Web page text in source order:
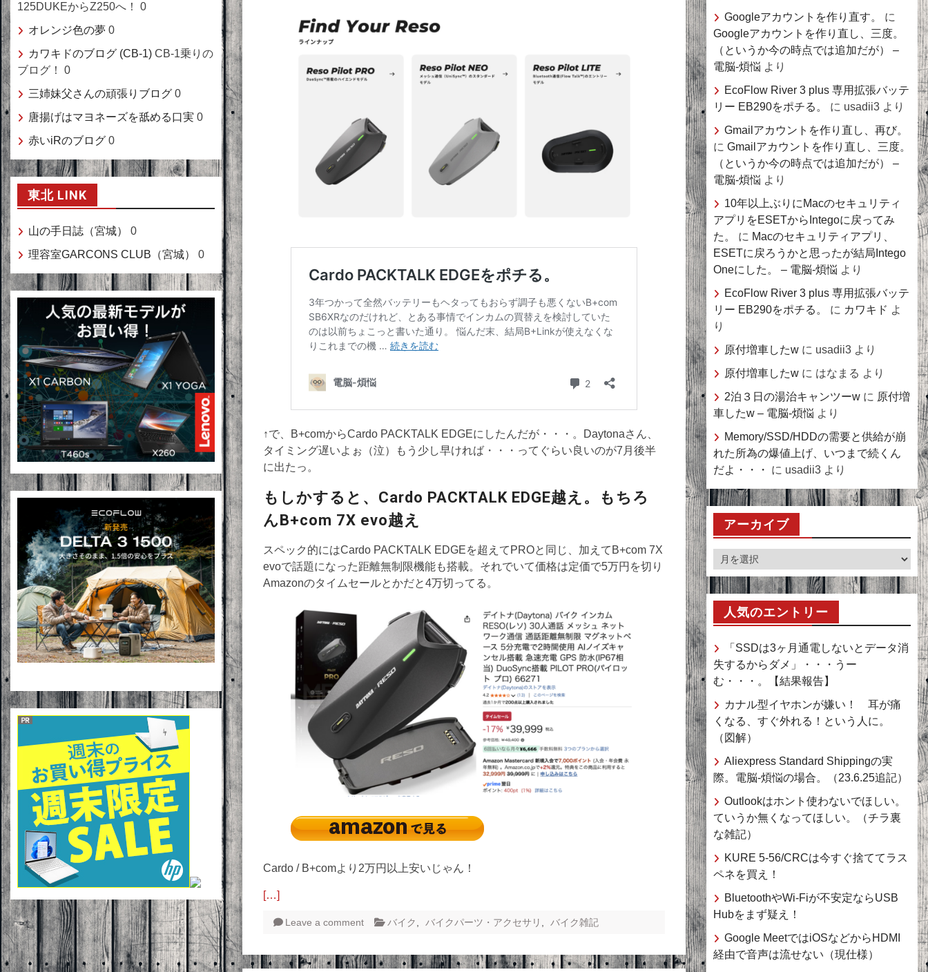
↑で、B+comからCardo PACKTALK EDGEにしたんだが・・・。Daytonaさん、
タイミング遅いよぉ（泣）もう少し早ければ・・・ってぐらい良いのが7月後半
に出たっ。
もしかすると、Cardo PACKTALK EDGE越え。もちろ
んB+com 7X evo越え
スペック的にはCardo PACKTALK EDGEを超えてPROと同じ、加えてB+com 7X
evoで話題になった距離無制限機能も搭載。それでいて価格は定価で5万円を切り
Amazonのタイムセールとかだと4万切ってる。
Cardo / B+comより2万円以上安いじゃん！
[…]
Leave a comment バイク, バイクパーツ・アクセサリ , バイク雑記
Googleアカウントを作り直す。
に
Googleアカウントを作り直し、三度。
（というか今の時点では追加だが） –
電脳-煩悩 より
EcoFlow River 3 plus 専用拡張バッテ
リー EB290をポチる。
に usadii3 より
Gmailアカウントを作り直し、再び。
に Gmailアカウントを作り直し、三度。
（というか今の時点では追加だが） –
電脳-煩悩 より
10年以上ぶりにMacのセキュリティ
アプリをESETからIntegoに戻ってみ
た。
に Macのセキュリティアプリ、
ESETに戻ろうかと思ったが結局Intego
Oneにした。 – 電脳-煩悩 より
EcoFlow River 3 plus 専用拡張バッテ
リー EB290をポチる。
に カワキド よ
り
原付増車したw に usadii3 より
原付増車したw に はなまる より
2泊３日の湯治キャンツーw に 原付増
車したw – 電脳-煩悩 より
Memory/SSD/HDDの需要と供給が崩
れた所為の爆値上げ、いつまで続くん
だよ・・・
に usadii3 より
アーカイブ
ア
ー
カ
ブ
人気のエントリー
「SSDは3ヶ月通電しないとデータ消
失するからダメ」・・・うー
む・・・。【結果報告】
カナル型イヤホンが嫌い！ 耳が痛
くなる、すぐ外れる！という人に。
（図解）
Aliexpress Standard Shippingの実
際。電脳-煩悩の場合。（23.6.25追記）
Outlookはホント使わないでほしい。
ていうか無くなってほしい。（チラ裏
な雑記）
KURE 5-56/CRCは今すぐ捨ててラス
ペネを買え！
BluetoothやWi-Fiが不安定ならUSB
Hubをまず疑え！
Google MeetではiOSなどからHDMI
経由で音声は流せない（現仕様）
125DUKEからZ250へ！ 0
オレンジ色の夢 0
カワキドのブログ (CB-1) CB-1乗りの
ブログ！ 0
三姉妹父さんの頑張りブログ 0
唐揚げはマヨネーズを舐める口実 0
赤いiRのブログ 0
東北 LINK
山の手日誌（宮城）
0
理容室GARCONS CLUB（宮城）
0